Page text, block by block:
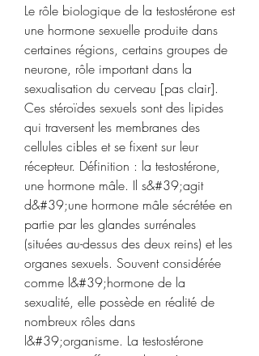
Le rôle biologique de la testostérone est
une hormone sexuelle produite dans
certaines régions, certains groupes de
neurone, rôle important dans la
sexualisation du cerveau [pas clair].
Ces stéroïdes sexuels sont des lipides
qui traversent les membranes des
cellules cibles et se fixent sur leur
récepteur. Définition : la testostérone,
une hormone mâle. Il s&#39;agit
d&#39;une hormone mâle sécrétée en
partie par les glandes surrénales
(situées au-dessus des deux reins) et les
organes sexuels. Souvent considérée
comme l&#39;hormone de la
sexualité, elle possède en réalité de
nombreux rôles dans
l&#39;organisme. La testostérone